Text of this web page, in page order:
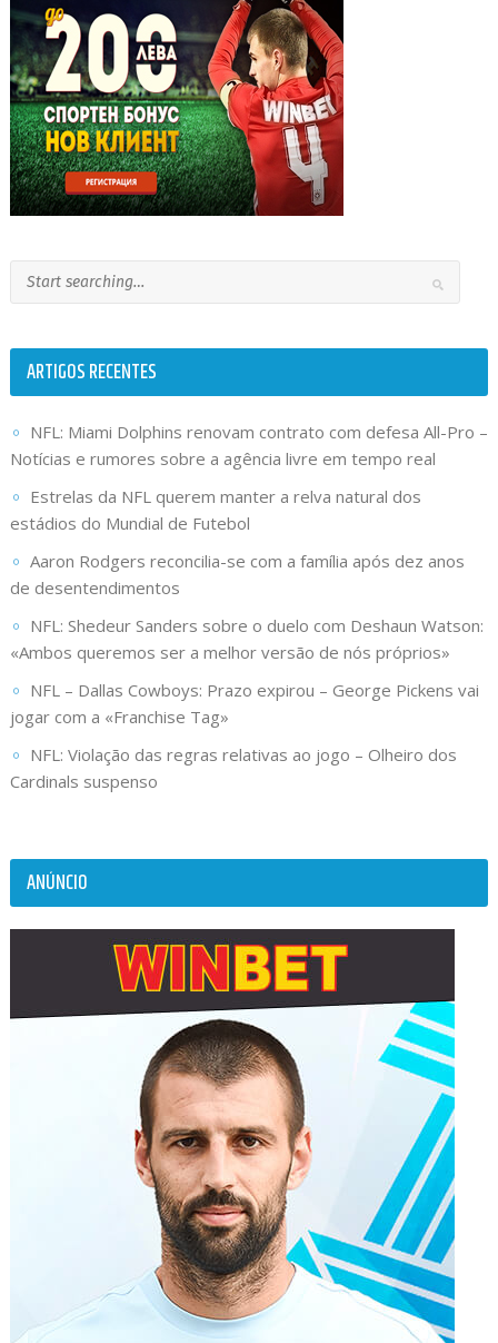
ARTIGOS RECENTES
NFL: Miami Dolphins renovam contrato com defesa All-Pro –
Notícias e rumores sobre a agência livre em tempo real
Estrelas da NFL querem manter a relva natural dos
estádios do Mundial de Futebol
Aaron Rodgers reconcilia-se com a família após dez anos
de desentendimentos
NFL: Shedeur Sanders sobre o duelo com Deshaun Watson:
«Ambos queremos ser a melhor versão de nós próprios»
NFL – Dallas Cowboys: Prazo expirou – George Pickens vai
jogar com a «Franchise Tag»
NFL: Violação das regras relativas ao jogo – Olheiro dos
Cardinals suspenso
ANÚNCIO